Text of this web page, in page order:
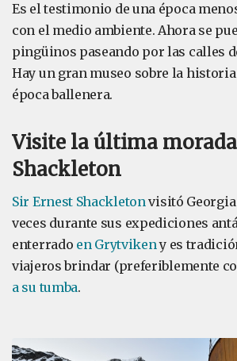
Es el testimonio de una época
con el medio ambiente. Ahora se
pingüinos paseando por las calles
Hay un gran museo sobre la
época ballenera.
Visite la última
Shackleton
Sir Ernest Shackletonvisitó Georgia
veces durante sus expediciones
enterrado en Grytvikeny es
viajeros brindar (preferiblemente
a su tumba.